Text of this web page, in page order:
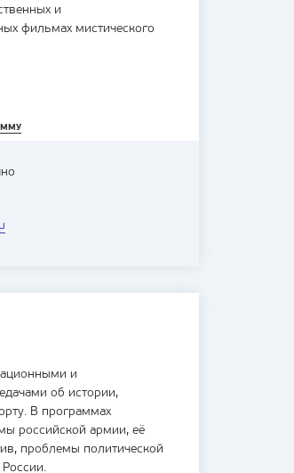
и
фильмах мистического
и
об истории,
В программах
российской армии, её
проблемы политической